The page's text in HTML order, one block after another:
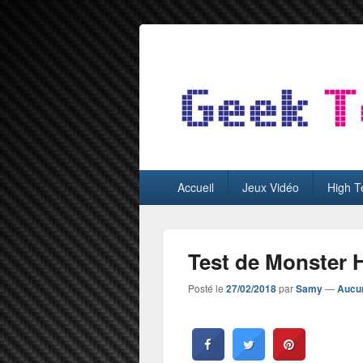
GeekTest
principalAccueil Jeux Vidéo High
Test de Monster
Posté le 27/02/2018parSamy—